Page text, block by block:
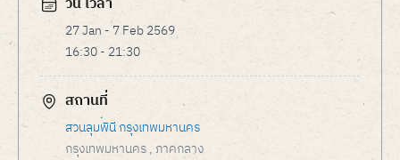
27 Jan - 7 Feb 2569
16:30 - 21:30
สถานที่
สวนลุมพินี กรุงเทพมหานคร
กรุงเทพมหานคร, ภาคกลาง